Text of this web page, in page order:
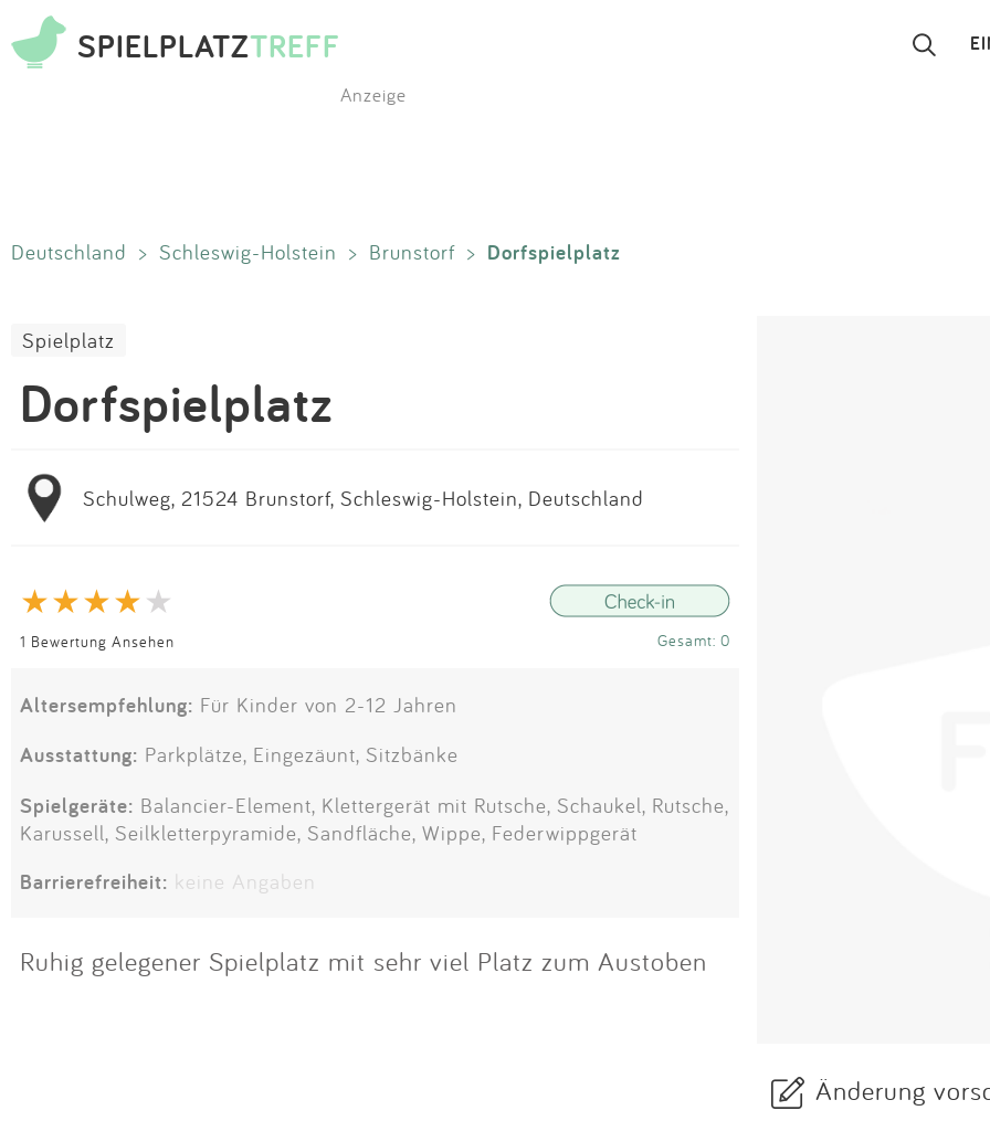
SPIELPLATZTREFF
Anmelden
Anzeige
Deutschland > Schleswig-Holstein > Brunstorf > Dorfspielplatz
Spielplatz
Dorfspielplatz
Schulweg, 21524 Brunstorf, Schleswig-Holstein, Deutschland
1 Bewertung Ansehen Gesamt: 0
Altersempfehlung: Für Kinder von 2-12 Jahren
Ausstattung: Parkplätze, Eingezäunt, Sitzbänke
Spielgeräte: Balancier-Element, Klettergerät mit Rutsche, Schaukel, Rutsche,
Karussell, Seilkletterpyramide, Sandfläche, Wippe, Federwippgerät
Barrierefreiheit: keine Angaben
Ruhig gelegener Spielplatz mit sehr viel Platz zum Austoben
Änderung